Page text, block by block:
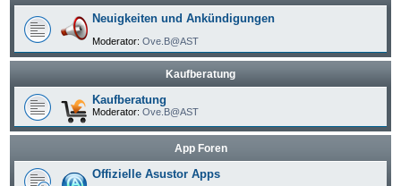
Neuigkeiten und Ankündigungen
Moderator: Ove.B@AST
Kaufberatung
Kaufberatung
Moderator: Ove.B@AST
App Foren
Offizielle Asustor Apps